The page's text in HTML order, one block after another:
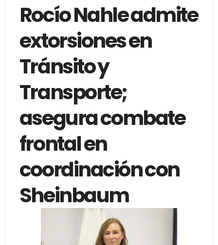
Rocío Nahle admite
extorsiones en
Tránsito y
Transporte;
asegura combate
frontal en
coordinación con
Sheinbaum